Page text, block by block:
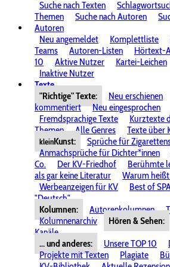
Suche nach Texten
Themen
Suche nach Autoren
Autoren
Neu angemeldet
Komplettliste
Teams
Autoren-Listen Hörtext-
10
Aktive Nutzer Kartei-Leichen
Inaktive Nutzer
Texte
"Richtige" Texte:
Neu erschienen
kommentiert
Neu eingesprochen
Fremdsprachige Texte
Kurztexte
Themen
Alle Genres Texte über
kleinKunst:
Sprüche für
Anmachsprüche für Dichter*innen
Co.
Der KV-Friedhof Berühmte
als gar keine Literatur
Warum heißt
Werbeanzeigen für KV
Best of
"Deutsch"
Kolumnen:
Autorenkolumnen
Kolumnenarchiv
Hören & Sehen:
Kanäle
... und anderes:
Unsere TOP 10
Projekte mit Texten
Plagiate